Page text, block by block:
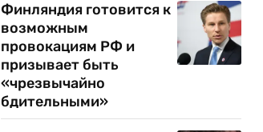
Финляндия готовится к
возможным
провокациям РФ и
призывает быть
«чрезвычайно
бдительными»